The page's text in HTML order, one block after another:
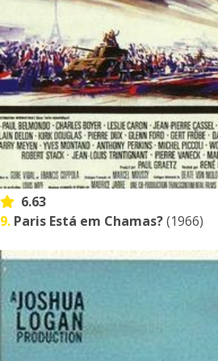
6.63
9. Paris Está em Chamas?(1966)